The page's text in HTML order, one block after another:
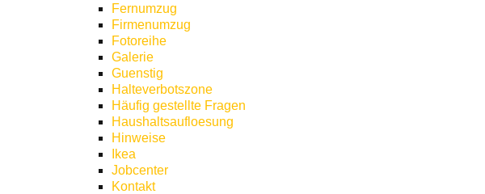
Fernumzug
Firmenumzug
Fotoreihe
Galerie
Guenstig
Halteverbotszone
Häufig gestellte Fragen
Haushaltsaufloesung
Hinweise
Ikea
Jobcenter
Kontakt